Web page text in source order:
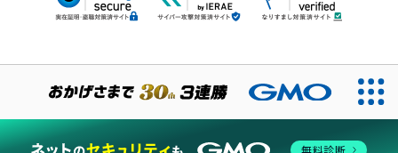
当ウェブサイトでは、サービスの提供および品質向上とトラフィッ
無料診断